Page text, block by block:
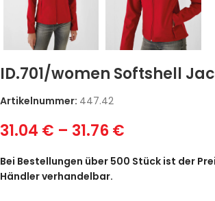
ID.701/women Softshell
Artikelnummer: 447.42
31.04 € – 31.76€
Bei Bestellungen über 500 Stück ist der
Händler verhandelbar.